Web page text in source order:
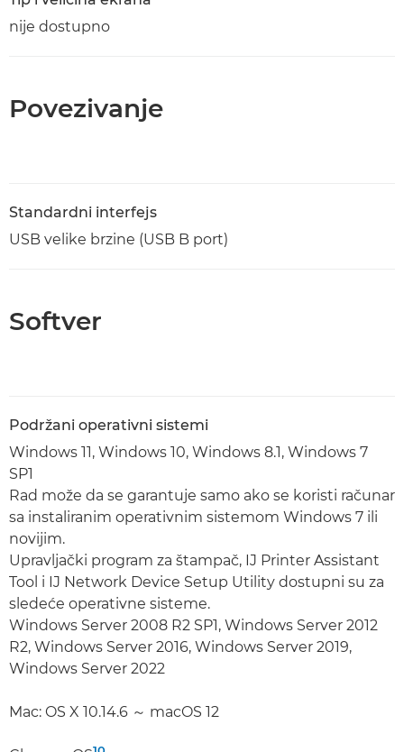
nije dostupno
Povezivanje
Standardni interfejs
USB velike brzine (USB B port)
Softver
Podržani operativni sistemi
Windows 11, Windows 10, Windows 8.1, Windows 7
SP1
Rad može da se garantuje samo ako se koristi računar
sa instaliranim operativnim sistemom Windows 7 ili
novijim.
Upravljački program za štampač, IJ Printer Assistant
Tool i IJ Network Device Setup Utility dostupni su za
sledeće operativne sisteme.
Windows Server 2008 R2 SP1, Windows Server 2012
R2, Windows Server 2016, Windows Server 2019,
Windows Server 2022
Mac: OS X 10.14.6 ～ macOS 12